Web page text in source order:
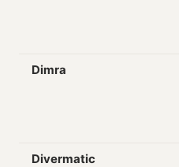
Dimra
Divermatic